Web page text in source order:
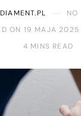
NO
ON 19 MAJA 2025
4 MINS READ